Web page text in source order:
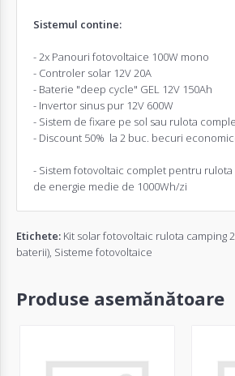
Sistemul contine:
- 2x Panouri fotovoltaice 100W mono
- Controler solar 12V 20A
- Baterie "deep cycle" GEL 12V 150Ah
- Invertor sinus pur 12V 600W
- Sistem de fixare pe sol sau rulota
- Discount 50% la 2 buc. becuri
- Sistem fotovoltaic complet pentru
de energie medie de 1000Wh/zi
Etichete: Kit solar fotovoltaic rulota camping
baterii) Sisteme fotovoltaice
Produse asemănătoare